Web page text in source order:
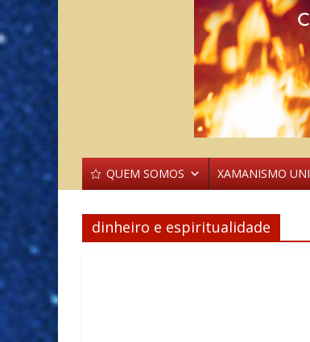
QUEM SOMOS XAMANISMO
dinheiro e espiritualidade